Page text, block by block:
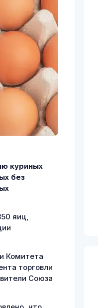
куриных
без
яиц,
Комитета
торговли
Союза